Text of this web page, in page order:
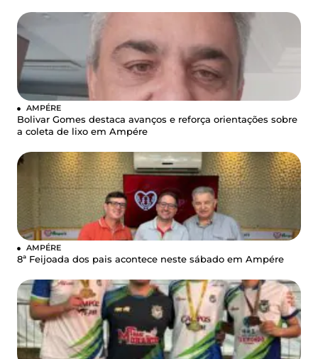
AMPÉRE
Bolivar Gomes destaca avanços e reforça orientações sobre
a coleta de lixo em Ampére
AMPÉRE
8ª Feijoada dos pais acontece neste sábado em Ampére